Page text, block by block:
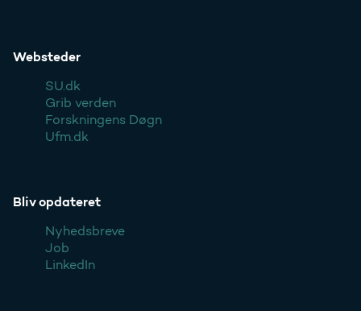
Websteder
SU.dk
Grib verden
Forskningens Døgn
Ufm.dk
Bliv opdateret
Nyhedsbreve
Job
LinkedIn